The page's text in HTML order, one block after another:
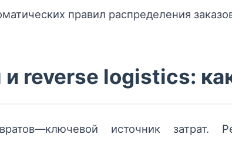
правил распределения
и reverse logistics:
источник затрат.